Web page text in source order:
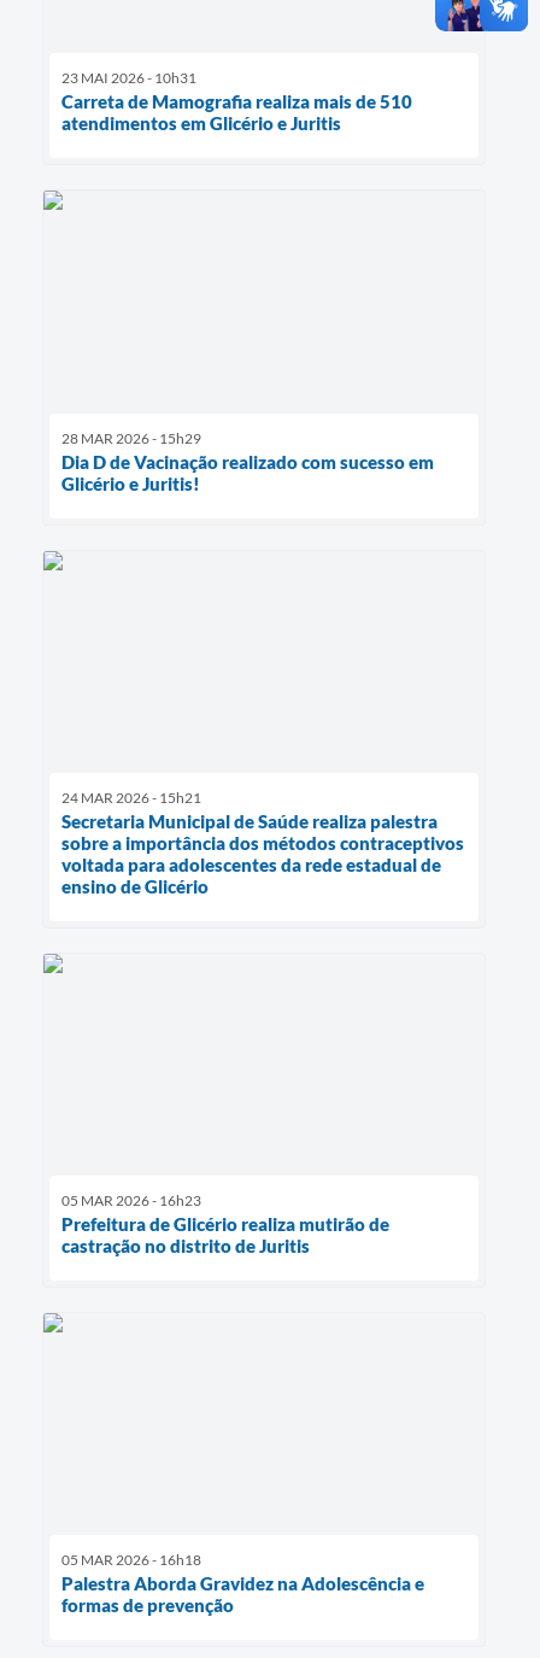
23 MAI 2026 - 10h31
Carreta de Mamografia realiza mais de 510
atendimentos em Glicério e Juritis
28 MAR 2026 - 15h29
Dia D de Vacinação realizado com sucesso em
Glicério e Juritis!
24 MAR 2026 - 15h21
Secretaria Municipal de Saúde realiza palestra
sobre a importância dos métodos contraceptivos
voltada para adolescentes da rede estadual de
ensino de Glicério
05 MAR 2026 - 16h23
Prefeitura de Glicério realiza mutirão de
castração no distrito de Juritis
05 MAR 2026 - 16h18
Palestra Aborda Gravidez na Adolescência e
formas de prevenção